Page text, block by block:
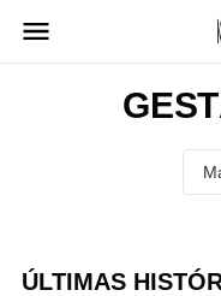
para
ÚLTIMAS